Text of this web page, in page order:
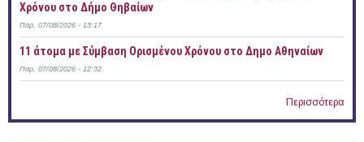
Χρόνου στο Δήμο Θηβαίων
Παρ, 07/08/2026 - 13:17
11 άτομα με Σύμβαση Ορισμένου Χρόνου στο Δημο Αθηναίων
Παρ, 07/08/2026 - 12:32
Περισσότερα